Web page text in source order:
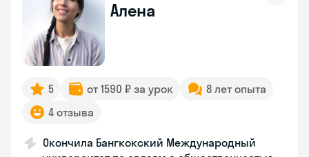
Алена
5 от 1590 ₽ за урок
8 лет опыта
4 отзыва
Окончила Бангкокский Международный